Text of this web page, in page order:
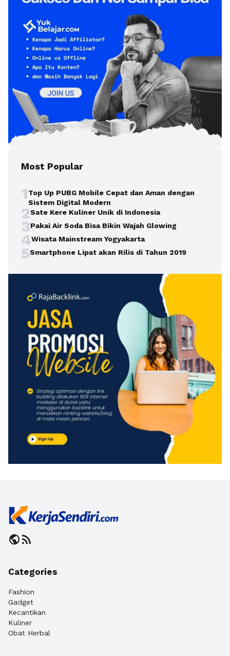
Most Popular
1Top Up PUBG Mobile Cepat dan Aman dengan
Sistem Digital Modern
2Sate Kere Kuliner Unik di Indonesia
3Pakai Air Soda Bisa Bikin Wajah Glowing
4Wisata Mainstream Yogyakarta
5Smartphone Lipat akan Rilis di Tahun 2019
publicrss_feed
Categories
Fashion
Gadget
Kecantikan
Kuliner
Obat Herbal